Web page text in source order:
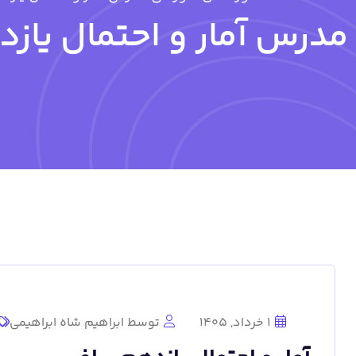
مدرس آمار و احتمال
1 خرداد, 1405 توسط ابراهیم شاه ابراهیمی